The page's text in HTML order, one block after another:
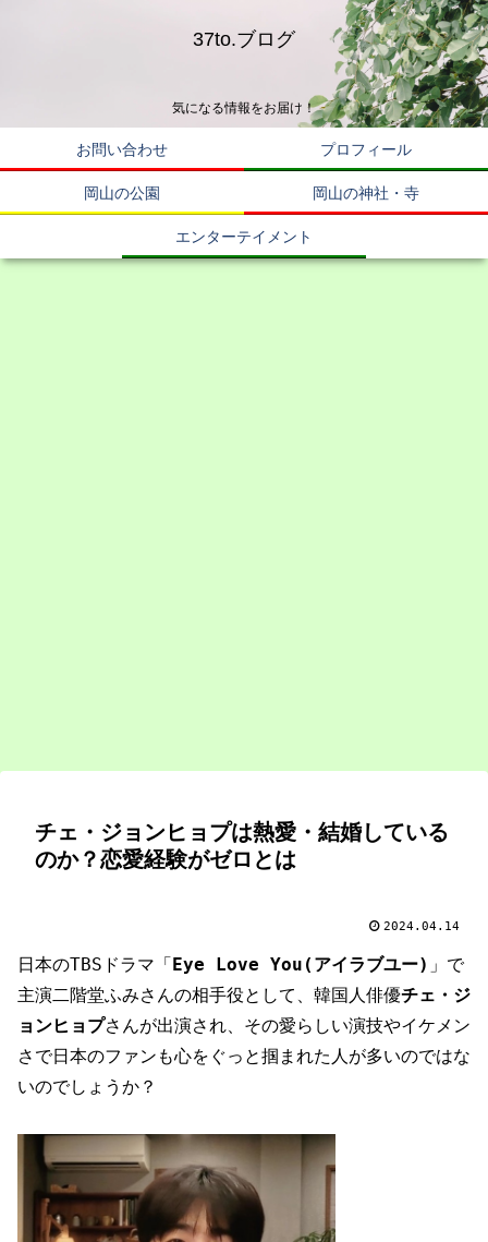
37to.ブログ
気になる情報をお届け！
お問い合わせ プロフィール
岡山の公園 岡山の神社・寺
エンターテイメント
チェ・ジョンヒョプは熱愛・結婚している
のか？恋愛経験がゼロとは
2024.04.14
日本のTBSドラマ「 Eye Love You(アイラブユー) 」で
主演二階堂ふみさんの相手役として、韓国人俳優チェ・ジ
ョンヒョプさんが出演され、その愛らしい演技やイケメン
さで日本のファンも心をぐっと掴まれた人が多いのではな
いのでしょうか？